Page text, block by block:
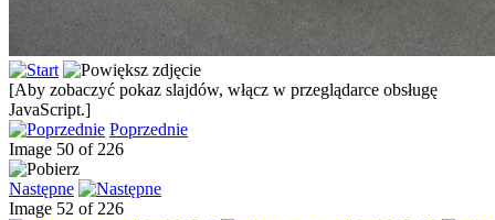
[Aby zobaczyć pokaz slajdów, włącz w przeglądarce obsługę
JavaScript.]
Poprzednie
Image 50 of 226
Następne
Image 52 of 226